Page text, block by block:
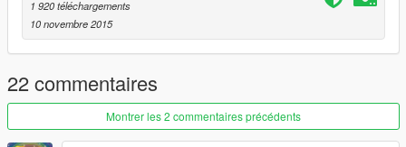
1 920 téléchargements
10 novembre 2015
22 commentaires
Montrer les 2 commentaires précédents